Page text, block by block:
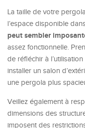
La taille de votre
l’espace disponible
peut sembler
assez fonctionnelle.
de réfléchir à
installer un salon
une pergola plus
Veillez également à
dimensions des
imposent des